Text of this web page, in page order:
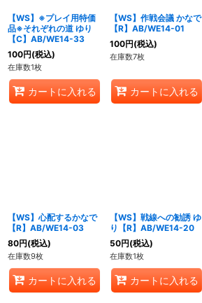
絞り込む
【WS】※プレイ用特価
品※それぞれの道 ゆり
【C】AB/WE14-33
100円(税込)
在庫数1枚
カートに入れる
【WS】作戦会議 かなで
【R】AB/WE14-01
100円(税込)
在庫数7枚
カートに入れる
【WS】心配するかなで
【R】AB/WE14-03
80円(税込)
在庫数9枚
カートに入れる
【WS】戦線への勧誘 ゆ
り【R】AB/WE14-20
50円(税込)
在庫数1枚
カートに入れる